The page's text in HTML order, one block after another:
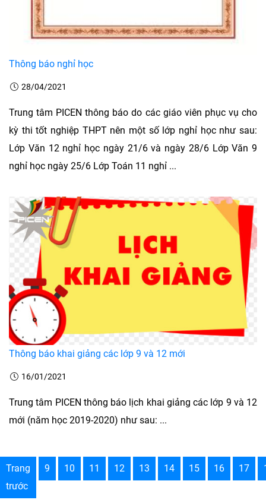
Thông báo nghỉ học
28/04/2021
Trung tâm PICEN thông báo do các giáo viên phục vụ cho
kỳ thi tốt nghiệp THPT nên một số lớp nghỉ học như sau:
Lớp Văn 12 nghỉ học ngày 21/6 và ngày 28/6 Lớp Văn 9
nghỉ học ngày 25/6 Lớp Toán 11 nghỉ ...
Thông báo khai giảng các lớp 9 và 12 mới
16/01/2021
Trung tâm PICEN thông báo lịch khai giảng các lớp 9 và 12
mới (năm học 2019-2020) như sau: ...
Trang
trước
9 10 11 12 13 14 15 16 17